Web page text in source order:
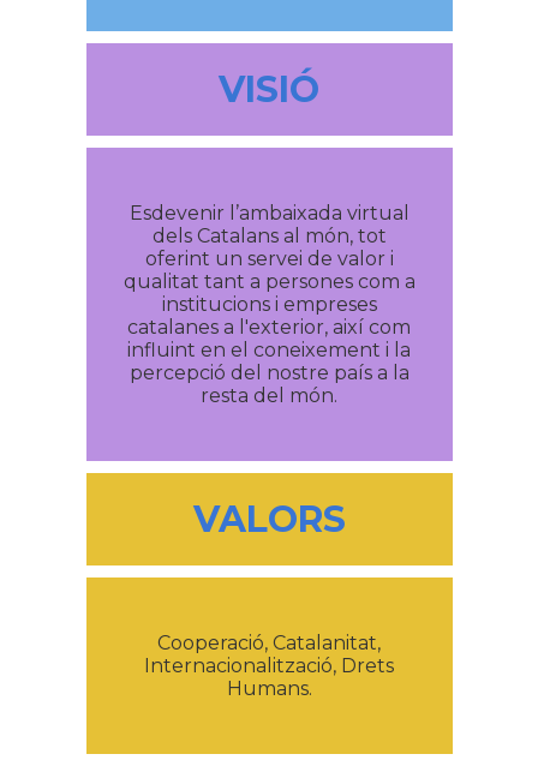
VISIÓ
Esdevenir l’ambaixada virtual
dels Catalans al món, tot
oferint un servei de valor i
qualitat tant a persones com a
institucions i empreses
catalanes a l'exterior, així com
influint en el coneixement i la
percepció del nostre país a la
resta del món.
VALORS
Cooperació, Catalanitat,
Internacionalització, Drets
Humans.